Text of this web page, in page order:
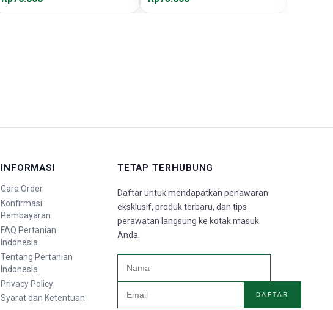
INFORMASI
Cara Order
Konfirmasi
Pembayaran
FAQ Pertanian
Indonesia
Tentang Pertanian
Indonesia
Privacy Policy
Syarat dan Ketentuan
TETAP TERHUBUNG
Daftar untuk mendapatkan penawaran
eksklusif, produk terbaru, dan tips
perawatan langsung ke kotak masuk
Anda.
DAFTAR